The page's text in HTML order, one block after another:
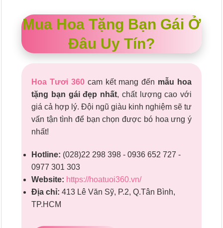
Mua Hoa Tặng Bạn Gái Ở
Đâu Uy Tín?
Hoa Tươi 360cam kết mang đến mẫu hoa
tặng bạn gái đẹp nhất, chất lượng cao với
giá cả hợp lý. Đội ngũ giàu kinh nghiệm sẽ tư
vấn tận tình để bạn chọn được bó hoa ưng ý
nhất!
Hotline: (028)22 298 398 - 0936 652 727 -
0977 301 303
Website: https://hoatuoi360.vn/
Địa chỉ: 413 Lê Văn Sỹ, P.2, Q.Tân Bình,
TP.HCM